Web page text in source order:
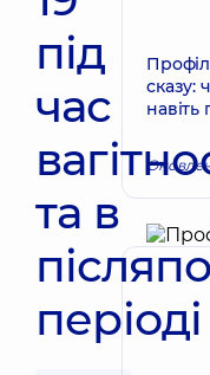
під
час
та в
періоді
сказу:
навіть